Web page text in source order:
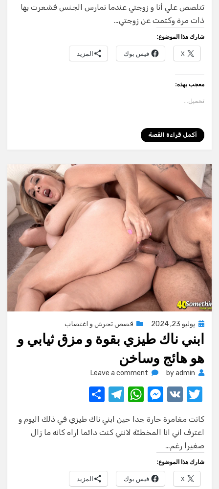
te
r
e
g
er
s
A
p
p
gr
m
e
تتلصص علي أنا و زوجتي عندما نمارس الجنس فشعرت بها
ذات مرة وكتمت عن زوجتي…
شارك هذا الموضوع:
X فيس بوك المزيد
معجب بهذه:
تحميل...
أكمل قراءة القصة
Posted
on
يوليو 23, 2024 قصص تحرش و اغتصاب
ابني ناك طيزي بقوة و مزق ثيابي و
هو هائج وساخن
byadmin
Leave a comment
on
طيزي
بقوة
مزق
هو
هائج
T
it
te
r
V
M
ss
e
g
W
at
s
p
T
e
gr
m
ar
e
كانت مغامرة حارة جدا حين ابني ناك طيزي في ذلك اليوم و
اعترف اني انا المخطئة لانني كنت دائما اراه كانه ما زال
صغيرا رغم…
شارك هذا الموضوع:
X فيس بوك المزيد